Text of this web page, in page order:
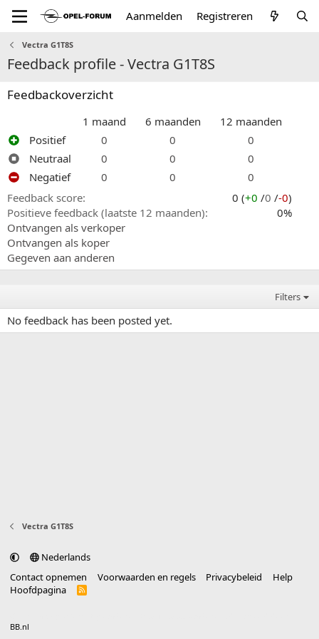
Aanmelden Registreren
Vectra G1T8S
Feedback profile - Vectra G1T8S
Feedbackoverzicht
1 maand 6 maanden
12 maanden
Positief
0 0
0
Neutraal
0 0
0
Negatief
0 0
0
Feedback score
0 (+0 /0 /-0)
Positieve feedback (laatste 12 maanden)
0%
Ontvangen als verkoper
Ontvangen als koper
Gegeven aan anderen
Filters
No feedback has been posted yet.
Vectra G1T8S
Nederlands
Contact opnemen
Voorwaarden en regels Privacybeleid
Help
Hoofdpagina
R
BB.nl